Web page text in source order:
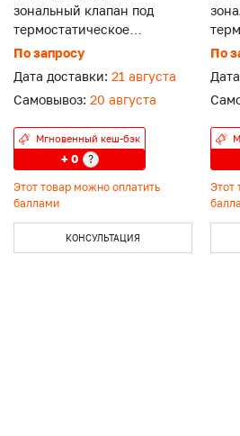
зональный клапан под
термостатическое
устройство М30х1.5, 3/4"НР
По запросу
Дата доставки: 21 августа
Самовывоз: 20 августа
Мгновенный кеш-бэк
+ 0 ?
Этот товар можно оплатить
баллами
КОНСУЛЬТАЦИЯ
По
Этот